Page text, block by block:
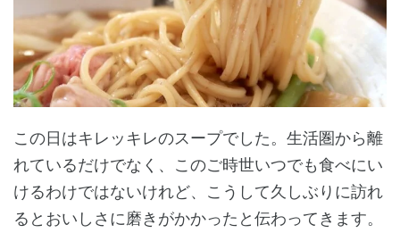
この日はキレッキレのスープでした。生活圏から離
れているだけでなく、このご時世いつでも食べにい
けるわけではないけれど、こうして久しぶりに訪れ
るとおいしさに磨きがかかったと伝わってきます。